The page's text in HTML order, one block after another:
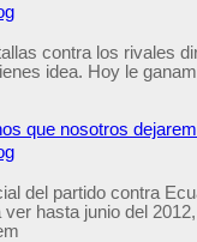
contra los rivales
idea. Hoy le
que nosotros
del partido contra
hasta junio del